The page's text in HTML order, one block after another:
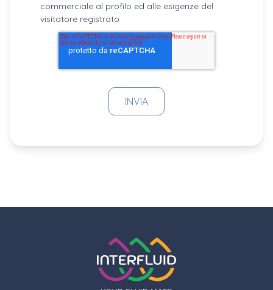
commerciale al profilo ed alle esigenze del
visitatore registrato